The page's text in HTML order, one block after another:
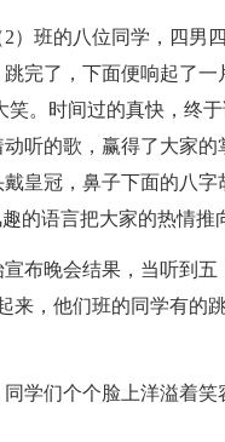
）班的八位同学，四男
完了，下面便响起了
。时间过的真快，终
听的歌，赢得了大家
皇冠，鼻子下面的八
的语言把大家的热情推
布晚会结果，当听到
来，他们班的同学有的
学们个个脸上洋溢着